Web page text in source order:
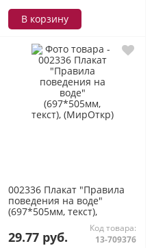
В корзину
002336 Плакат "Правила
поведения на воде"
(697*505мм, текст),
29.77 руб.
Код товара:
13-709376